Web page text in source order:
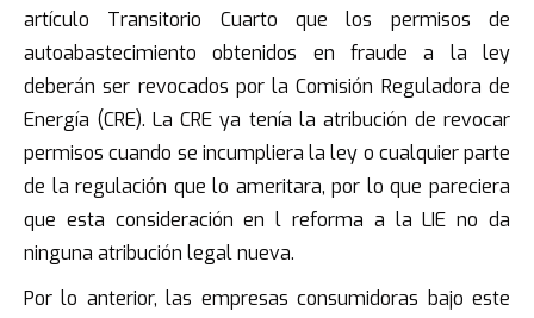
artículo Transitorio Cuarto que los permisos de
autoabastecimiento obtenidos en fraude a la ley
deberán ser revocados por la Comisión Reguladora de
Energía (CRE). La CRE ya tenía la atribución de revocar
permisos cuando se incumpliera la ley o cualquier parte
de la regulación que lo ameritara, por lo que pareciera
que esta consideración en l reforma a la LIE no da
ninguna atribución legal nueva.
Por lo anterior, las empresas consumidoras bajo este